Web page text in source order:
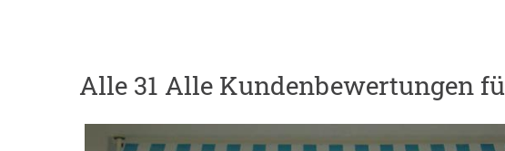
Alle 31 Alle Kundenbewertungen